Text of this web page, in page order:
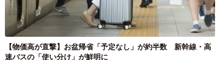
【物価高が直撃】お盆帰省「予定なし」が約半数 新幹線・高
速バスの「使い分け」が鮮明に